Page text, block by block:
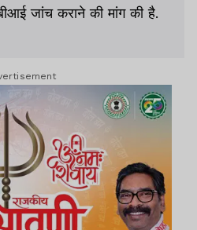
जांच कराने की मांग की है.